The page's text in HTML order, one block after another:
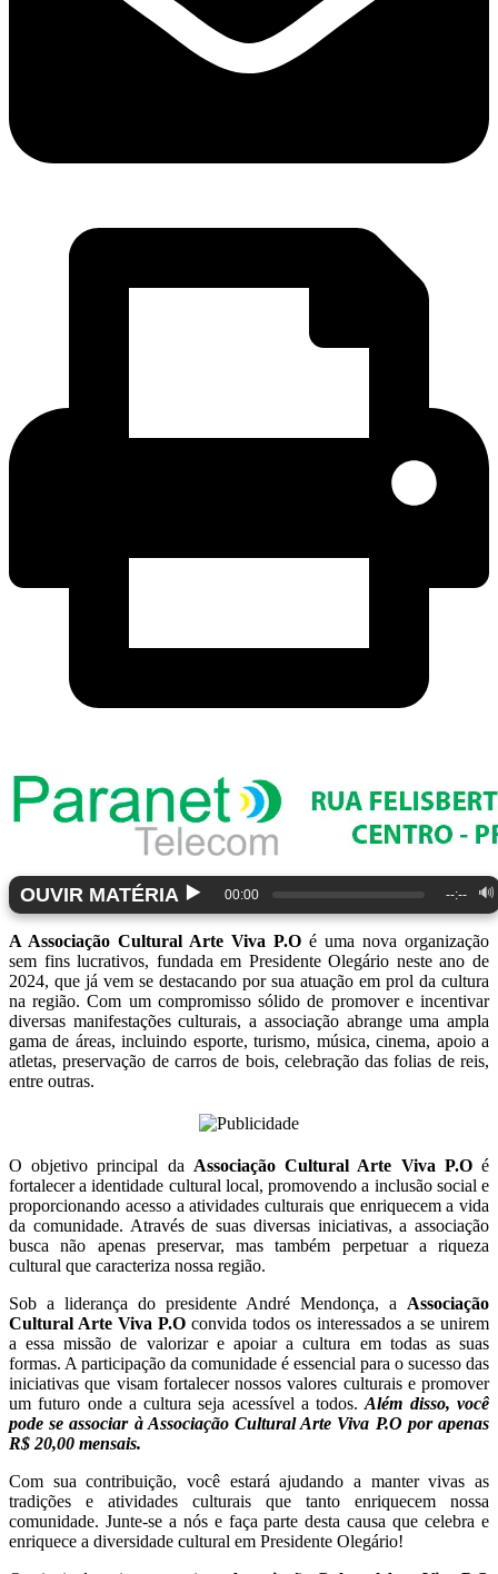
OUVIR MATÉRIA ▶️ 00:00 --:-- 🔊
A Associação Cultural Arte Viva P.O é uma nova organização
sem fins lucrativos, fundada em Presidente Olegário neste ano de
2024, que já vem se destacando por sua atuação em prol da cultura
na região. Com um compromisso sólido de promover e incentivar
diversas manifestações culturais, a associação abrange uma ampla
gama de áreas, incluindo esporte, turismo, música, cinema, apoio a
atletas, preservação de carros de bois, celebração das folias de reis,
entre outras.
O objetivo principal da Associação Cultural Arte Viva P.Oé
fortalecer a identidade cultural local, promovendo a inclusão social e
proporcionando acesso a atividades culturais que enriquecem a vida
da comunidade. Através de suas diversas iniciativas, a associação
busca não apenas preservar, mas também perpetuar a riqueza
cultural que caracteriza nossa região.
Sob a liderança do presidente André Mendonça, a Associação
Cultural Arte Viva P.O convida todos os interessados a se unirem
a essa missão de valorizar e apoiar a cultura em todas as suas
formas. A participação da comunidade é essencial para o sucesso das
iniciativas que visam fortalecer nossos valores culturais e promover
um futuro onde a cultura seja acessível a todos.Além disso, você
pode se associar à Associação Cultural Arte Viva P.O por apenas
R$ 20,00 mensais.
Com sua contribuição, você estará ajudando a manter vivas as
tradições e atividades culturais que tanto enriquecem nossa
comunidade. Junte-se a nós e faça parte desta causa que celebra e
enriquece a diversidade cultural em Presidente Olegário!